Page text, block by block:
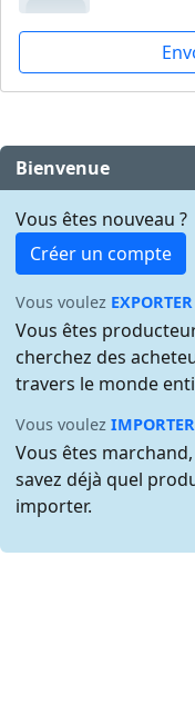
Bienvenue
Vous êtes nouveau ?
Créer un compte
Vous voulez EXPORTER
Vous êtes
cherchez des
travers le monde
Vous voulezIMPORTER
Vous êtes
savez déjà quel
importer.